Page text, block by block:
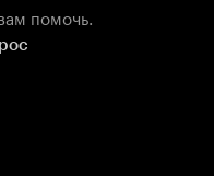
помочь.